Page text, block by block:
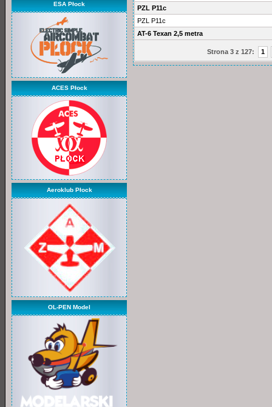
ESA Płock
ACES Płock
Aeroklub Płock
OL-PEN Model
PZL P11c
PZL P11c
AT-6 Texan 2,5 metra
Strona 3 z 127: 1